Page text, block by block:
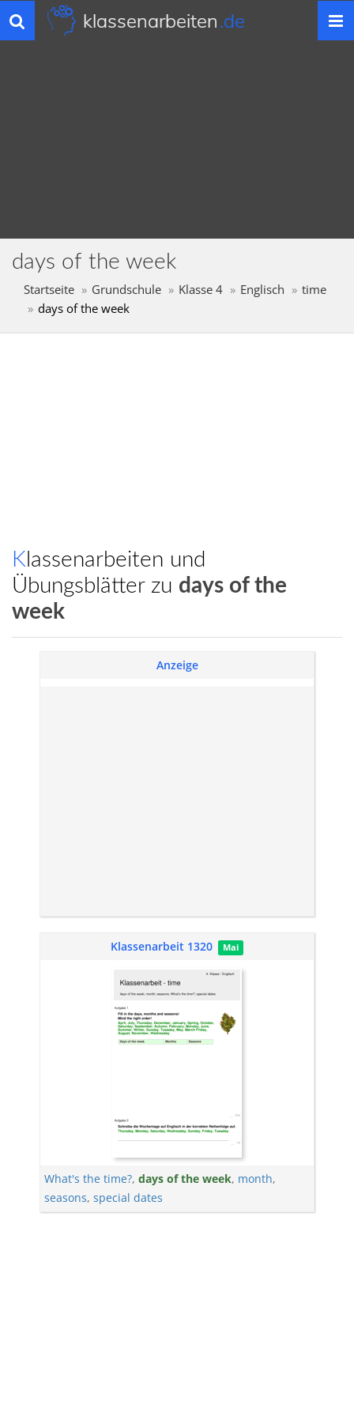
Toggle
navigation
klassenarbeiten.de
days of the week
Startseite Grundschule Klasse 4 Englisch
time
days of the week
Klassenarbeiten und
Übungsblätter zu days of the
week
Anzeige
Klassenarbeit 1320 Mai
What's the time?, days of the week, month,
seasons, special dates